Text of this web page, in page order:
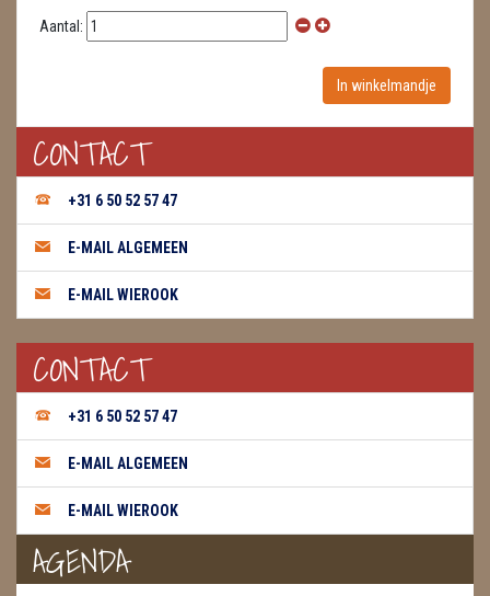
TELEFOON KOORDEN
WIEROOK, OLIE & TOEBEHOREN
Aantal:
CONTACT
+31 6 50 52 57 47
E-MAIL ALGEMEEN
E-MAIL WIEROOK
CONTACT
+31 6 50 52 57 47
E-MAIL ALGEMEEN
E-MAIL WIEROOK
AGENDA